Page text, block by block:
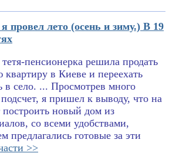
провел лето (осень и зиму.) В 19
пенсионерка решила продать
квартиру в Киеве и переехать
в село. ... Просмотрев много
я пришел к выводу, что на
новый дом из
со всеми удобствами,
предлагались готовые за эти
>>